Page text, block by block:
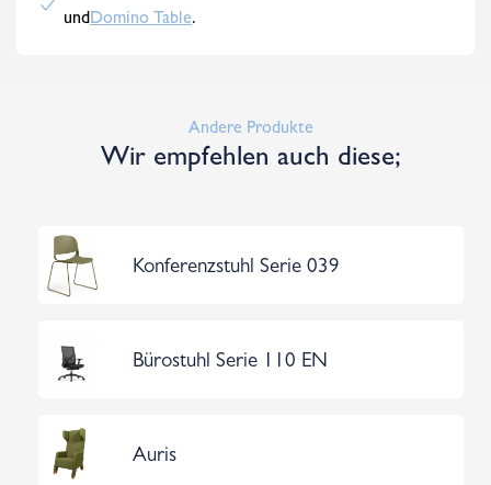
undDomino Table.
Andere Produkte
Wir empfehlen auch diese;
Konferenzstuhl Serie 039
Bürostuhl Serie 110 EN
Auris